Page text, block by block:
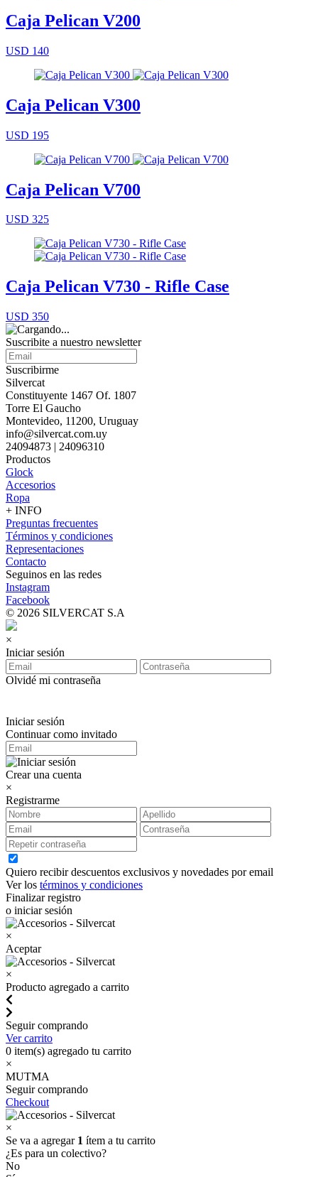
Caja Pelican V200
USD 140
Caja Pelican V300
USD 195
Caja Pelican V700
USD 325
Caja Pelican V730 - Rifle Case
USD 350
Suscribite a nuestro newsletter
Suscribirme
Silvercat
Constituyente 1467 Of. 1807
Torre El Gaucho
Montevideo, 11200, Uruguay
info@silvercat.com.uy
24094873 | 24096310
Productos
Glock
Accesorios
Ropa
+ INFO
Preguntas frecuentes
Términos y condiciones
Representaciones
Contacto
Seguinos en las redes
Instagram
Facebook
© 2026 SILVERCAT S.A
×
Iniciar sesión
Olvidé mi contraseña
Iniciar sesión
Continuar como invitado
Crear una cuenta
×
Registrarme
Quiero recibir descuentos exclusivos y novedades por email
Ver los términos y condiciones
Finalizar registro
o iniciar sesión
×
Aceptar
×
Producto agregado a carrito
Seguir comprando
Ver carrito
0 item(s) agregado tu carrito
×
MUTMA
Seguir comprando
Checkout
×
Se va a agregar 1 ítem a tu carrito
¿Es para un colectivo?
No